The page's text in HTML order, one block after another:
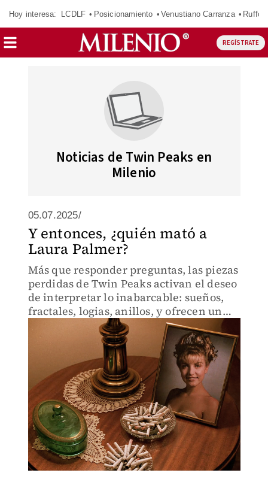
Hoy interesa: LCDLF Posicionamiento Venustiano Carranza Ruffo
REGÍSTRATE
Noticias de Twin Peaks en
Milenio
05.07.2025/
Y entonces, ¿quién mató a
Laura Palmer?
Más que responder preguntas, las piezas
perdidas de Twin Peaks activan el deseo
de interpretar lo inabarcable: sueños,
fractales, logias, anillos, y ofrecen un
punto de entrada perturbador y
fascinante al universo infinito de David